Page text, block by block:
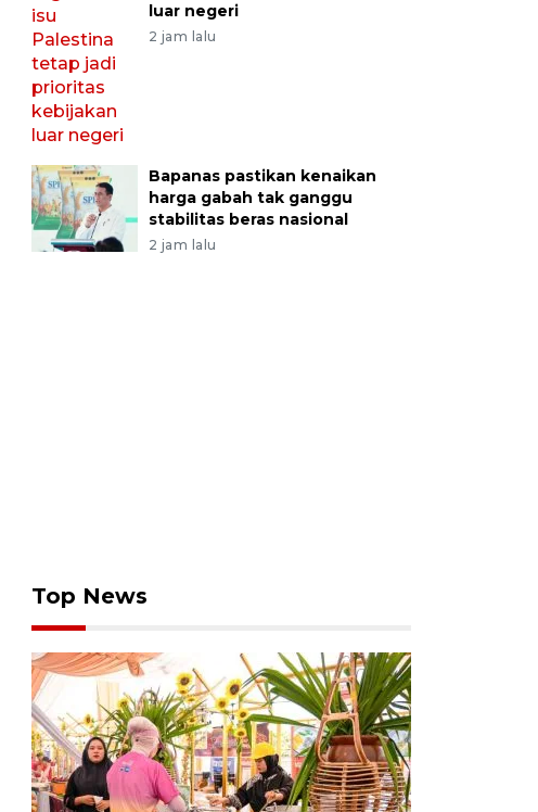
luar negeri
2 jam lalu
Bapanas pastikan kenaikan
harga gabah tak ganggu
stabilitas beras nasional
2 jam lalu
Top News